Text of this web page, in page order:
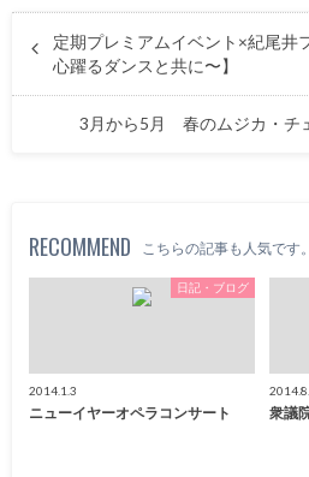
定期プレミアムイベント×紀尾井
心躍るダンスと共に〜】
3月から5月 春のムジカ・チ
RECOMMEND こちらの記事も人気です。
日記・ブログ
2014.1.3
ニューイヤーオペラコンサート 衆議